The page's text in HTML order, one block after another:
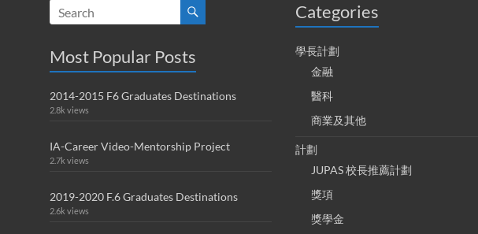
Most Popular Posts
2014-2015 F6 Graduates Destinations
2.8k views
IA-Career Video-Mentorship Project
2.7k views
2019-2020 F.6 Graduates Destinations
2.6k views
Categories
學長計劃
金融
醫科
商業及其他
計劃
JUPAS 校長推薦計劃
獎項
獎學金